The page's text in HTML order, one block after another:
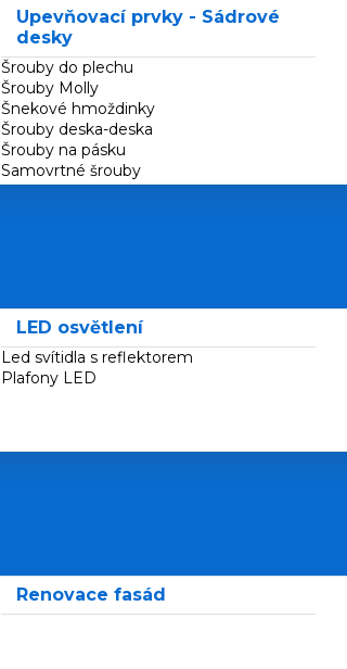
Upevňovací prvky - Sádrové
desky
Šrouby do plechu
Šrouby Molly
Šnekové hmoždinky
Šrouby deska-deska
Šrouby na pásku
Samovrtné šrouby
LED osvětlení
Led svítidla s reflektorem
Plafony LED
Renovace fasád